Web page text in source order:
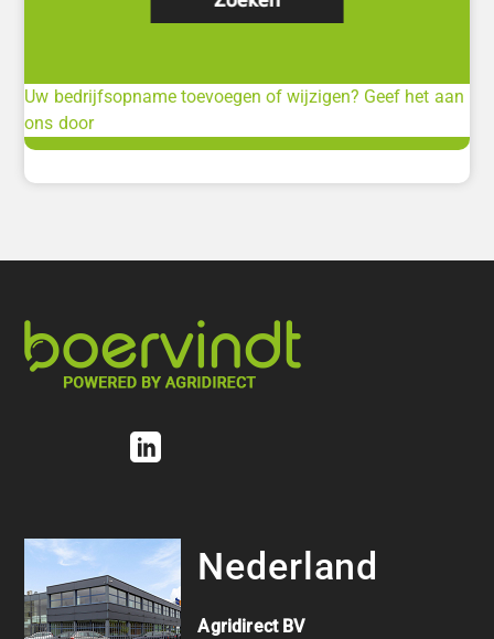
Uw bedrijfsopname toevoegen of wijzigen? Geef het aan
ons door
Nederland
Agridirect BV